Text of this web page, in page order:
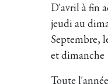
D'avril à fin
jeudi au
Septembre,
et dimanche
Toute